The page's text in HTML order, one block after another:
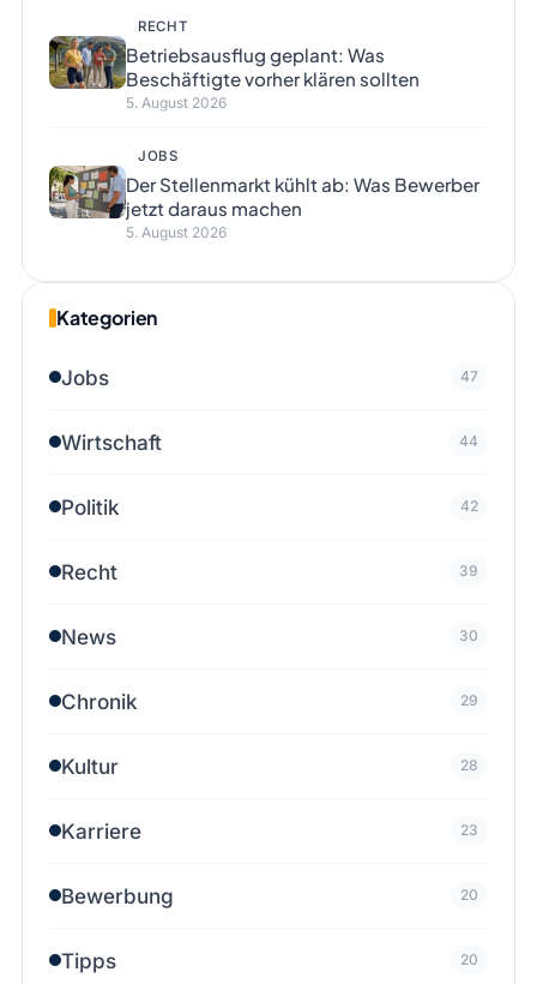
RECHT
Betriebsausflug geplant: Was
Beschäftigte vorher klären sollten
5. August 2026
JOBS
Der Stellenmarkt kühlt ab: Was Bewerber
jetzt daraus machen
5. August 2026
Kategorien
Jobs 47
Wirtschaft 44
Politik 42
Recht 39
News 30
Chronik 29
Kultur 28
Karriere 23
Bewerbung 20
Tipps 20